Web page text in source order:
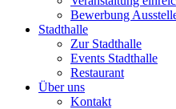
Bewerbung
Stadthalle
Zur Stadthalle
Events Stadthalle
Restaurant
Über uns
Kontakt